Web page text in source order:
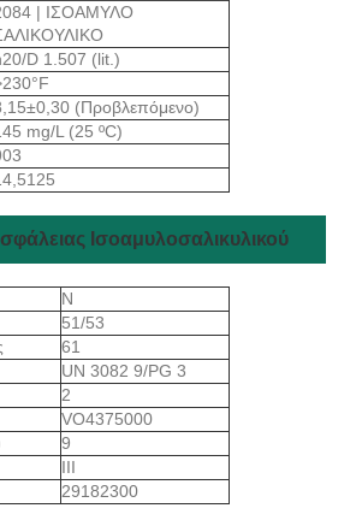
| ΙΣΟΑΜΥΛΟ
D 1.507 (lit.)
(Προβλεπόμενο)
mg/L (25 ºC)
Ισοαμυλοσαλικυλικού
N
51/53
61
UN 3082 9/PG 3
2
VO4375000
9
III
29182300